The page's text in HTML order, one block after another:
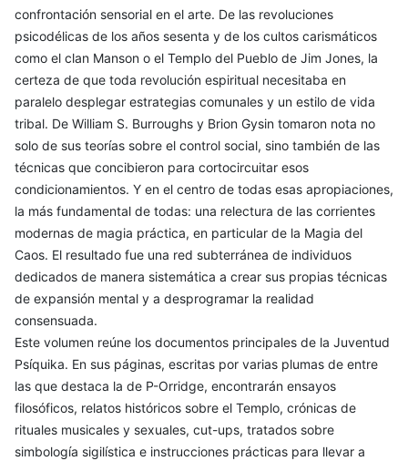
confrontación sensorial en el arte. De las revoluciones
psicodélicas de los años sesenta y de los cultos carismáticos
como el clan Manson o el Templo del Pueblo de Jim Jones, la
certeza de que toda revolución espiritual necesitaba en
paralelo desplegar estrategias comunales y un estilo de vida
tribal. De William S. Burroughs y Brion Gysin tomaron nota no
solo de sus teorías sobre el control social, sino también de las
técnicas que concibieron para cortocircuitar esos
condicionamientos. Y en el centro de todas esas apropiaciones,
la más fundamental de todas: una relectura de las corrientes
modernas de magia práctica, en particular de la Magia del
Caos. El resultado fue una red subterránea de individuos
dedicados de manera sistemática a crear sus propias técnicas
de expansión mental y a desprogramar la realidad
consensuada.
Este volumen reúne los documentos principales de la Juventud
Psíquika. En sus páginas, escritas por varias plumas de entre
las que destaca la de P-Orridge, encontrarán ensayos
filosóficos, relatos históricos sobre el Templo, crónicas de
rituales musicales y sexuales, cut-ups, tratados sobre
simbología sigilística e instrucciones prácticas para llevar a